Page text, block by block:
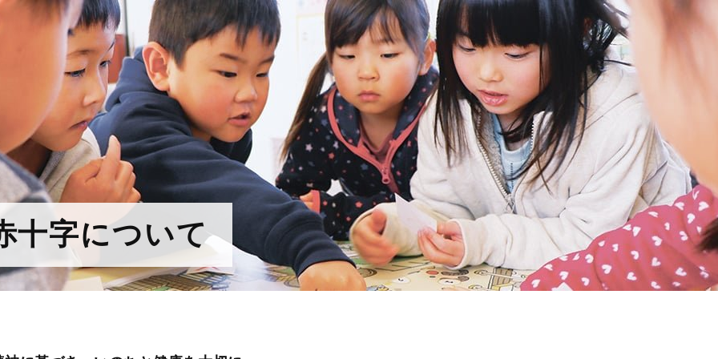
十字について